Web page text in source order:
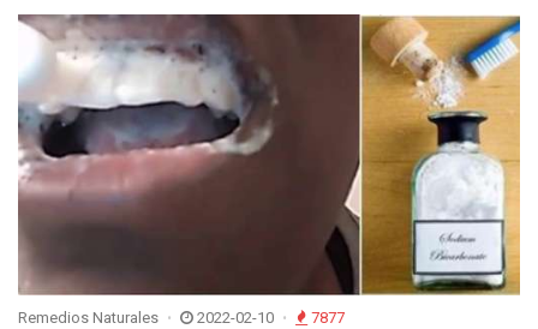
Remedios Naturales 2022-02-10 7877